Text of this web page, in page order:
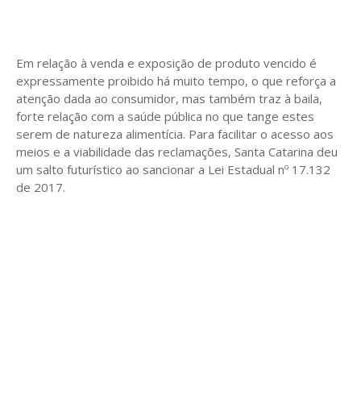
Em relação à venda e exposição de produto vencido é
expressamente proibido há muito tempo, o que reforça a
atenção dada ao consumidor, mas também traz à baila,
forte relação com a saúde pública no que tange estes
serem de natureza alimentícia. Para facilitar o acesso aos
meios e a viabilidade das reclamações, Santa Catarina deu
um salto futurístico ao sancionar a Lei Estadual nº 17.132
de 2017.